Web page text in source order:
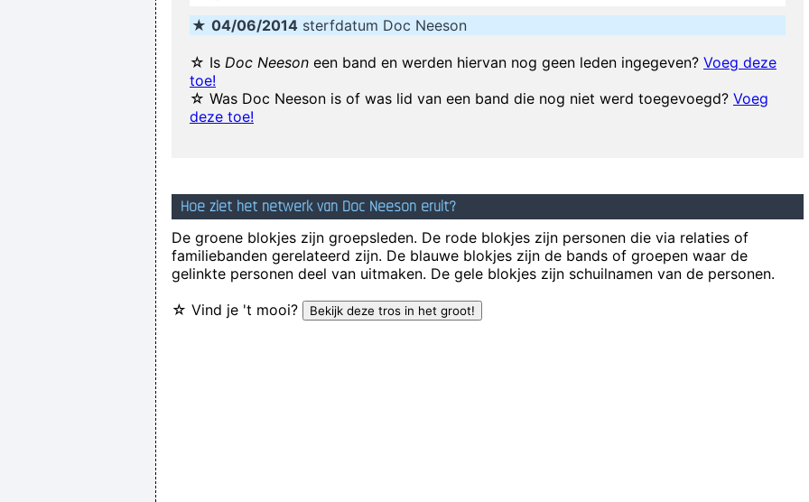
I'm investing in a company that has patented wallet technology that will deodorize currency That way
Drinking bear is easy. Trashing your hotel room is easy. But being a Christian,
The Memory Of Things Gone Is Important To A Jazz Musician Things Like Old Folks Singing In The
It´s Thursday evening in Toronto - I had to actually ask the
★ 04/06/2014 sterfdatum Doc Neeson
☆ Is Doc Neeson een band en werden hiervan nog geen leden ingegeven? Voeg deze
toe!
☆ Was Doc Neeson is of was lid van een band die nog niet werd toegevoegd? Voeg
deze toe!
Hoe ziet het netwerk van Doc Neeson eruit?
De groene blokjes zijn groepsleden. De rode blokjes zijn personen die via relaties of
familiebanden gerelateerd zijn. De blauwe blokjes zijn de bands of groepen waar de
gelinkte personen deel van uitmaken. De gele blokjes zijn schuilnamen van de personen.
☆ Vind je 't mooi?